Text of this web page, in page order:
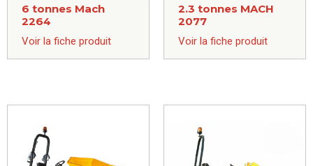
6 tonnes Mach
2264
Voir la fiche produit
2.3 tonnes MACH
2077
Voir la fiche produit